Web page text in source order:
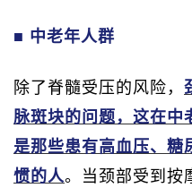
■ 中老年人群
除了脊髓受压的风险，
脉斑块的问题，这在中
是那些患有高血压、糖
惯的人。当颈部受到按